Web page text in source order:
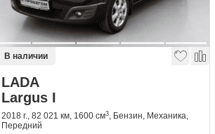
В наличии
LADA
Largus I
2018 г., 82 021 км, 1600 см3, Бензин, Механика,
Передний